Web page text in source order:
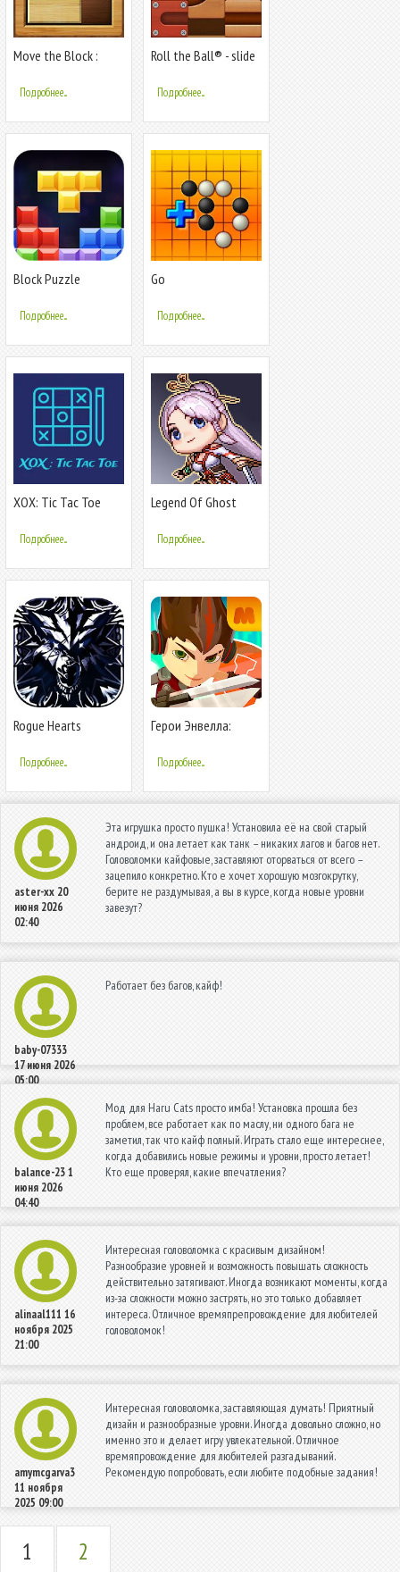
Move the Block :
Подробнее...
Roll the Ball® - slide
Подробнее...
Block Puzzle
Подробнее...
Go
Подробнее...
XOX: Tic Tac Toe
Подробнее...
Legend Of Ghost
Подробнее...
Rogue Hearts
Подробнее...
Герои Энвелла:
Подробнее...
aster-xx 20
июня 2026
02:40
Эта игрушка просто пушка! Установила её на свой старый
андроид, и она летает как танк – никаких лагов и багов нет.
Головоломки кайфовые, заставляют оторваться от всего –
зацепило конкретно. Кто е хочет хорошую мозгокрутку,
берите не раздумывая, а вы в курсе, когда новые уровни
завезут?
baby-07333
17 июня 2026
05:00
Работает без багов, кайф!
balance-231
июня 2026
04:40
Мод для Haru Cats просто имба! Установка прошла без
проблем, все работает как по маслу, ни одного бага не
заметил, так что кайф полный. Играть стало еще интереснее,
когда добавились новые режимы и уровни, просто летает!
Кто еще проверял, какие впечатления?
alinaal111 16
ноября 2025
21:00
Интересная головоломка с красивым дизайном!
Разнообразие уровней и возможность повышать сложность
действительно затягивают. Иногда возникают моменты, когда
из-за сложности можно застрять, но это только добавляет
интереса. Отличное времяпрепровождение для любителей
головоломок!
amymcgarva3
11 ноября
2025 09:00
Интересная головоломка, заставляющая думать! Приятный
дизайн и разнообразные уровни. Иногда довольно сложно, но
именно это и делает игру увлекательной. Отличное
времяпровождение для любителей разгадываний.
Рекомендую попробовать, если любите подобные задания!
1 2